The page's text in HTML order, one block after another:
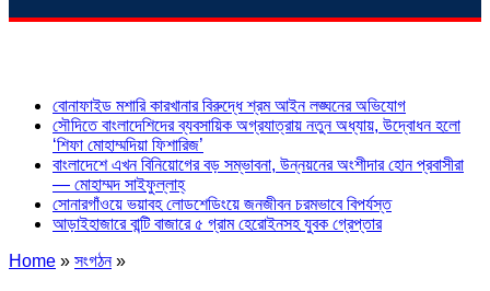
বোনাফাইড মশারি কারখানার বিরুদ্ধে শ্রম আইন লঙ্ঘনের অভিযোগ
সৌদিতে বাংলাদেশিদের ব্যবসায়িক অগ্রযাত্রায় নতুন অধ্যায়, উদ্বোধন হলো
‘শিফা মোহাম্মদিয়া ফিশারিজ’
বাংলাদেশে এখন বিনিয়োগের বড় সম্ভাবনা, উন্নয়নের অংশীদার হোন প্রবাসীরা
— মোহাম্মদ সাইফুল্লাহ্
সোনারগাঁওয়ে ভয়াবহ লোডশেডিংয়ে জনজীবন চরমভাবে বিপর্যস্ত
আড়াইহাজারে বান্টি বাজারে ৫ গ্রাম হেরোইনসহ যুবক গ্রেপ্তার
Home » সংগঠন»